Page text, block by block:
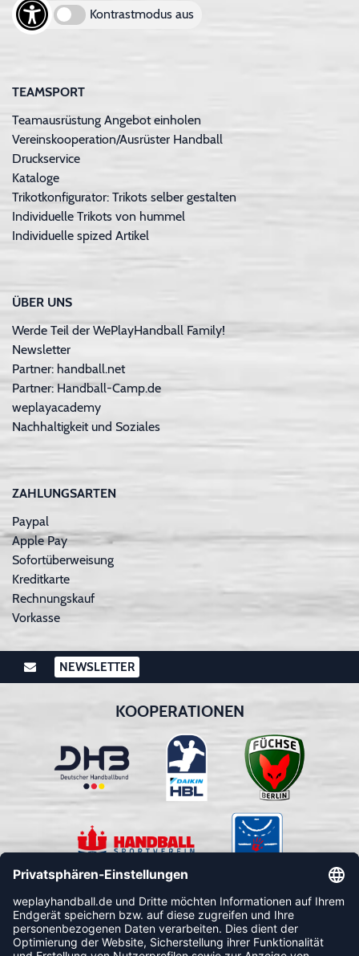
Kontrastmodus aus
TEAMSPORT
Teamausrüstung Angebot einholen
Vereinskooperation/Ausrüster Handball
Druckservice
Kataloge
Trikotkonfigurator: Trikots selber gestalten
Individuelle Trikots von hummel
Individuelle spized Artikel
ÜBER UNS
Werde Teil der WePlayHandball Family!
Newsletter
Partner: handball.net
Partner: Handball-Camp.de
weplayacademy
Nachhaltigkeit und Soziales
ZAHLUNGSARTEN
Paypal
Apple Pay
Sofortüberweisung
Kreditkarte
Rechnungskauf
Vorkasse
NEWSLETTER
KOOPERATIONEN
FOLLOW US